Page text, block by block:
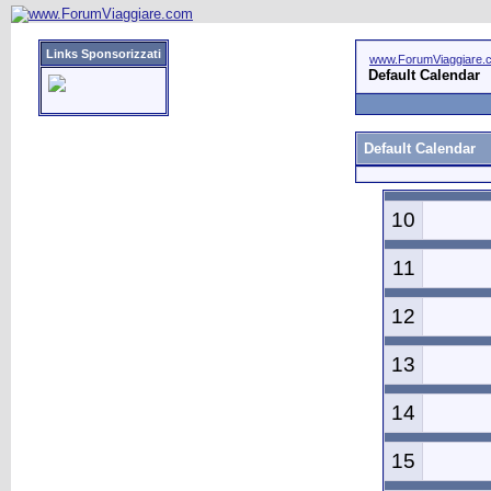
Links Sponsorizzati
Default Calendar
Default Calendar
10
11
12
13
14
15